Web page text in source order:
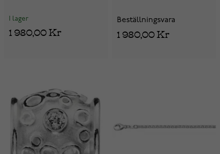
I lager
1 980,00 Kr
Beställningsvara
1 980,00 Kr